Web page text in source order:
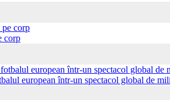
corp
european într-un spectacol global de